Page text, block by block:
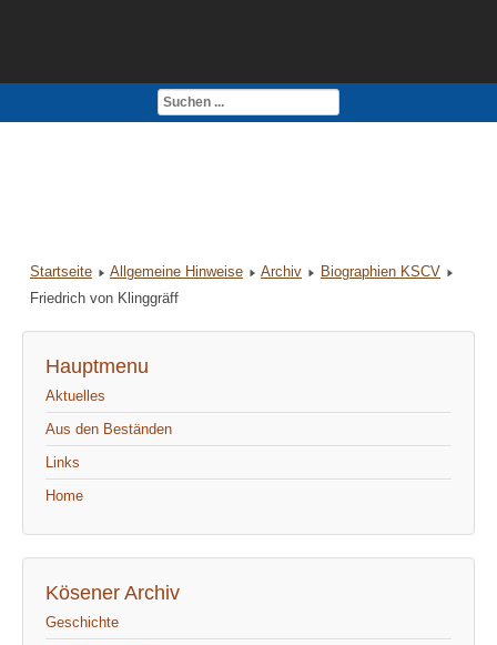
Impressum
Startseite Allgemeine Hinweise Archiv
Biographien KSCV
Friedrich von Klinggräff
Hauptmenu
Aktuelles
Aus den Beständen
Links
Home
Kösener Archiv
Geschichte